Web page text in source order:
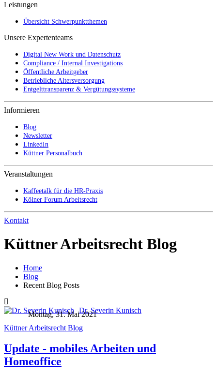
Leistungen
Übersicht Schwerpunktthemen
Unsere Expertenteams
Digital New Work und Datenschutz
Compliance / Internal Investigations
Öffentliche Arbeitgeber
Betriebliche Altersversorgung
Entgelttransparenz & Vergütungssysteme
Informieren
Blog
Newsletter
LinkedIn
Küttner Personalbuch
Veranstaltungen
Kaffeetalk für die HR-Praxis
Kölner Forum Arbeitsrecht
Kontakt
Küttner Arbeitsrecht Blog
Home
Blog
Recent Blog Posts
Dr. Severin Kunisch
Montag, 31. Mai 2021
Küttner Arbeitsrecht Blog
Update - mobiles Arbeiten und
Homeoffice